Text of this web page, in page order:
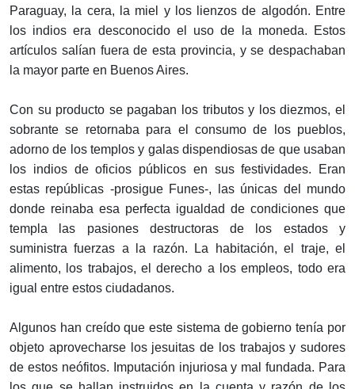
Paraguay, la cera, la miel y los lienzos de algodón. Entre
los indios era desconocido el uso de la moneda. Estos
artículos salían fuera de esta provincia, y se despachaban
la mayor parte en Buenos Aires.
Con su producto se pagaban los tributos y los diezmos, el
sobrante se retornaba para el consumo de los pueblos,
adorno de los templos y galas dispendiosas de que usaban
los indios de oficios públicos en sus festividades. Eran
estas repúblicas -prosigue Funes-, las únicas del mundo
donde reinaba esa perfecta igualdad de condiciones que
templa las pasiones destructoras de los estados y
suministra fuerzas a la razón. La habitación, el traje, el
alimento, los trabajos, el derecho a los empleos, todo era
igual entre estos ciudadanos.
Algunos han creído que este sistema de gobierno tenía por
objeto aprovecharse los jesuitas de los trabajos y sudores
de estos neófitos. Imputación injuriosa y mal fundada. Para